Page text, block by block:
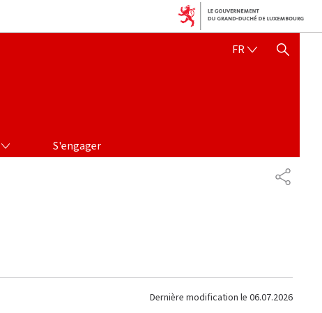
FRFRANÇAIS
AFFICHER / MASQUER
S'engager
Dernière modification le 06.07.2026